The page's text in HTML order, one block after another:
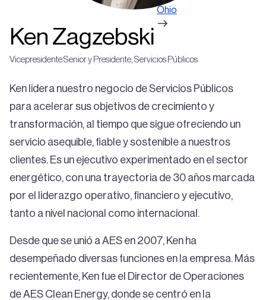
Ken Zagzebski
Vicepresidente Senior y Presidente, Servicios Públicos
Ken lidera nuestro negocio de Servicios Públicos
para acelerar sus objetivos de crecimiento y
transformación, al tiempo que sigue ofreciendo un
servicio asequible, fiable y sostenible a nuestros
clientes. Es un ejecutivo experimentado en el sector
energético, con una trayectoria de 30 años marcada
por el liderazgo operativo, financiero y ejecutivo,
tanto a nivel nacional como internacional.
Desde que se unió a AES en 2007, Ken ha
desempeñado diversas funciones en la empresa. Más
recientemente, Ken fue el Director de Operaciones
de AES Clean Energy, donde se centró en la
Ohio